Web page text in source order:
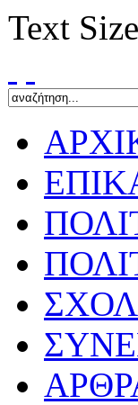
Text Size